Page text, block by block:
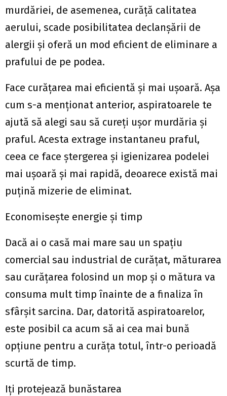
murdăriei, de asemenea, curăță calitatea
aerului, scade posibilitatea declanșării de
alergii și oferă un mod eficient de eliminare a
prafului de pe podea.
Face curățarea mai eficientă și mai ușoară. Așa
cum s-a menționat anterior, aspiratoarele te
ajută să alegi sau să cureți ușor murdăria și
praful. Acesta extrage instantaneu praful,
ceea ce face ștergerea și igienizarea podelei
mai ușoară și mai rapidă, deoarece există mai
puțină mizerie de eliminat.
Economisește energie și timp
Dacă ai o casă mai mare sau un spațiu
comercial sau industrial de curățat, măturarea
sau curățarea folosind un mop și o mătura va
consuma mult timp înainte de a finaliza în
sfârșit sarcina. Dar, datorită aspiratoarelor,
este posibil ca acum să ai cea mai bună
opțiune pentru a curăța totul, într-o perioadă
scurtă de timp.
Iți protejează bunăstarea